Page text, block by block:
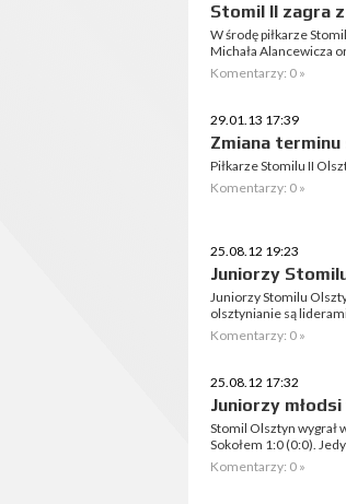
Stomil II zagra
W środę piłkarze
Michała Alancewicza
Komentarzy: 0 »
29.01.13 17:39
Zmiana
Piłkarze Stomilu II
Komentarzy: 0 »
25.08.12 19:23
Juniorzy
Juniorzy Stomilu
olsztynianie są
Komentarzy: 0 »
25.08.12 17:32
Juniorzy
Stomil Olsztyn wygrał
Sokołem 1:0 (0:0).
Komentarzy: 0 »